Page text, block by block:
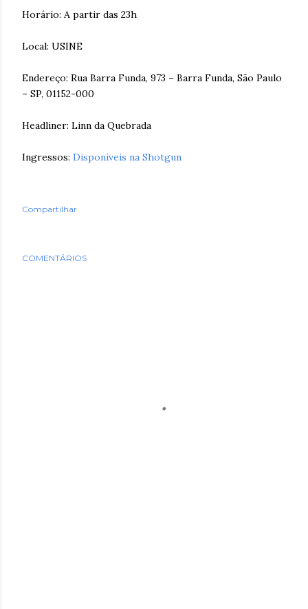
Horário: A partir das 23h
Local: USINE
Endereço: Rua Barra Funda, 973 – Barra Funda, São Paulo
– SP, 01152-000
Headliner: Linn da Quebrada
Ingressos: Disponíveis na Shotgun
Compartilhar
COMENTÁRIOS